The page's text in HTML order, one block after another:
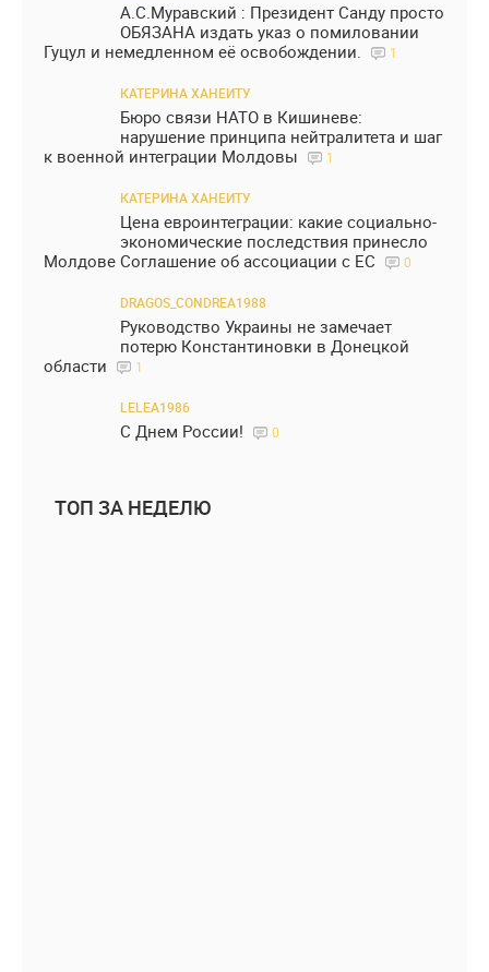
А.С.Муравский : Президент Санду просто
ОБЯЗАНА издать указ о помиловании
Гуцул и немедленном её освобождении.
1
КАТЕРИНА ХАНЕИТУ
Бюро связи НАТО в Кишиневе:
нарушение принципа нейтралитета и шаг
к военной интеграции Молдовы
1
КАТЕРИНА ХАНЕИТУ
Цена евроинтеграции: какие социально-
экономические последствия принесло
Молдове Соглашение об ассоциации с ЕС
0
DRAGOS_CONDREA1988
Руководство Украины не замечает
потерю Константиновки в Донецкой
области
1
LELEA1986
С Днем России! 0
ТОП ЗА НЕДЕЛЮ